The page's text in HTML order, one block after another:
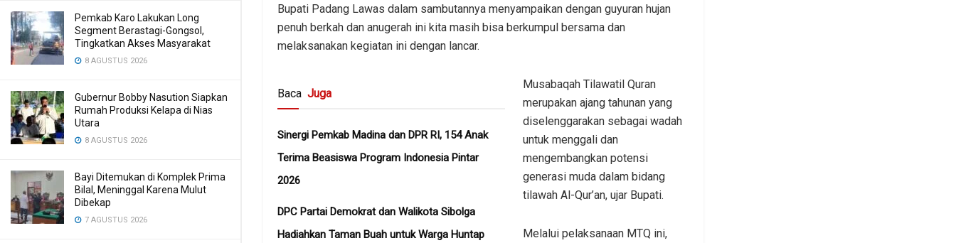
Pemkab Karo Lakukan Long
Segment Berastagi-Gongsol,
Tingkatkan Akses Masyarakat
8 AGUSTUS 2026
Gubernur Bobby Nasution Siapkan
Rumah Produksi Kelapa di Nias
Utara
8 AGUSTUS 2026
Bayi Ditemukan di Komplek Prima
Bilal, Meninggal Karena Mulut
Dibekap
7 AGUSTUS 2026
Bupati Padang Lawas dalam sambutannya menyampaikan dengan guyuran hujan
penuh berkah dan anugerah ini kita masih bisa berkumpul bersama dan
melaksanakan kegiatan ini dengan lancar.
Baca Juga
Sinergi Pemkab Madina dan DPR RI, 154 Anak
Terima Beasiswa Program Indonesia Pintar
2026
DPC Partai Demokrat dan Walikota Sibolga
Hadiahkan Taman Buah untuk Warga Huntap
Musabaqah Tilawatil Quran
merupakan ajang tahunan yang
diselenggarakan sebagai wadah
untuk menggali dan
mengembangkan potensi
generasi muda dalam bidang
tilawah Al-Qur’an, ujar Bupati.
Melalui pelaksanaan MTQ ini,